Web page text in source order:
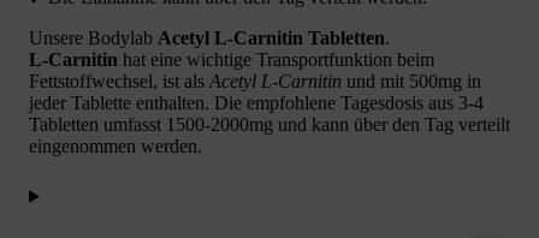
Unsere Bodylab Acetyl L-Carnitin Tabletten.
L-Carnitin hat eine wichtige Transportfunktion beim
Fettstoffwechsel, ist als Acetyl L-Carnitin und mit 500mg in
jeder Tablette enthalten. Die empfohlene Tagesdosis aus 3-4
Tabletten umfasst 1500-2000mg und kann über den Tag verteilt
eingenommen werden.